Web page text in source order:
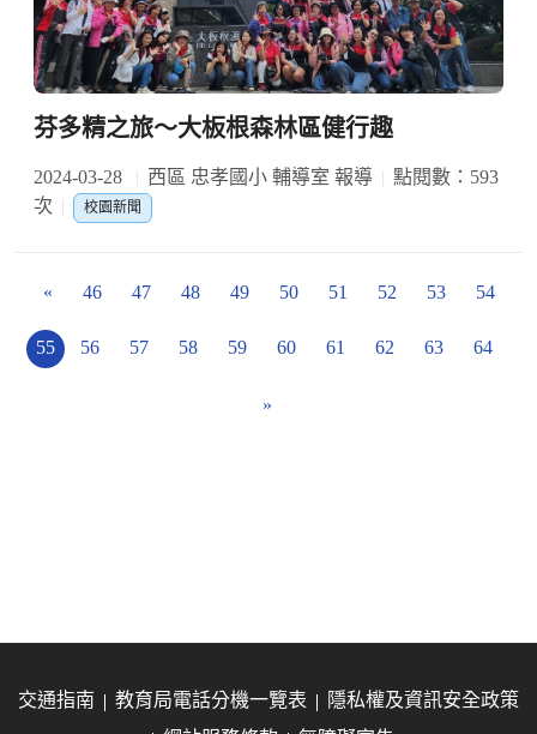
芬多精之旅〜大板根森林區健行趣
2024-03-28 西區 忠孝國小 輔導室 報導
點閱數：593
次
校園新聞
« 46 47 48 49 50 51 52 53 54
55 56 57 58 59 60 61 62 63 64
»
交通指南 教育局電話分機一覽表
隱私權及資訊安全政策